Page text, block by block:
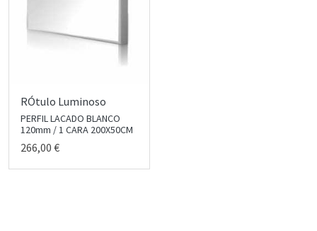
RÓtulo Luminoso
PERFIL LACADO BLANCO
120mm / 1 CARA 200X50CM
266,00 €